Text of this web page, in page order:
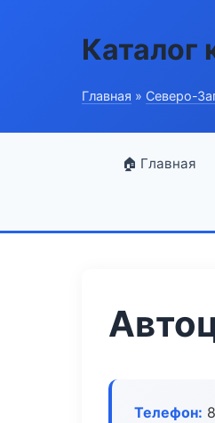
Каталог
Главная » Северо-
🏠 Главная
Телефон: